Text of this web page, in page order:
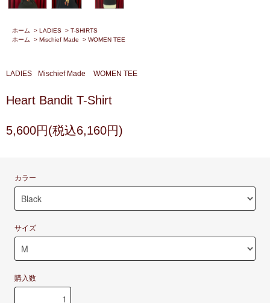
ホーム > LADIES > T-SHIRTS
ホーム
> Mischief Made > WOMEN TEE
LADIES Mischief Made WOMEN TEE
Heart Bandit T-Shirt
5,600円(税込6,160円)
カラー
サイズ
購入数